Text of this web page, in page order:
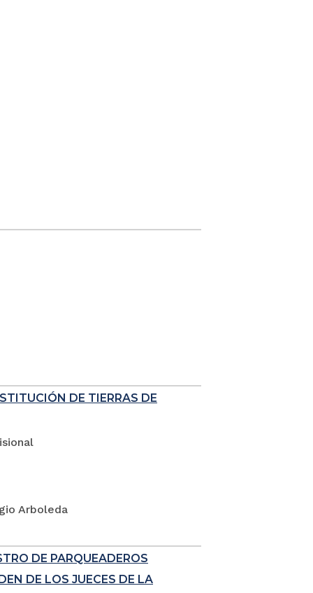
DE TIERRAS DE
Arboleda
DE PARQUEADEROS
DE LOS JUECES DE LA